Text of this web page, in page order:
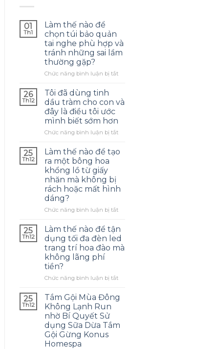
01
Th1
Làm thế nào để
chọn túi bảo quản
tai nghe phù hợp và
tránh những sai lầm
thường gặp?
Chức năng bình luận bị tắtở
nào
để
túi
bảo
nghe
tránh
gặp?
26
Th12
Tôi đã dùng tinh
dầu tràm cho con và
đây là điều tôi ước
mình biết sớm hơn
Chức năng bình luận bị tắtở
đã
dùng
cho
điều
tôi
ước
hơn
25
Th12
Làm thế nào để tạo
ra một bông hoa
khổng lồ từ giấy
nhăn mà không bị
rách hoặc mất hình
dáng?
Chức năng bình luận bị tắtở
thế
nào
để
tạo
bông
lồ
nhăn
25
Th12
Làm thế nào để tận
dụng tối đa đèn led
trang trí hoa đào mà
không lãng phí
tiền?
Chức năng bình luận bị tắtở
thế
nào
dụng
25
Th12
Tắm Gội Mùa Đông
Không Lạnh Run
nhờ Bí Quyết Sử
dụng Sữa Dừa Tắm
Gội Gừng Konus
Homespa